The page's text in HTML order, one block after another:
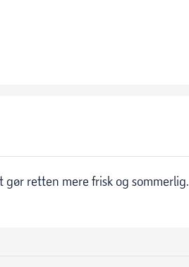
retten mere frisk og sommerlig.